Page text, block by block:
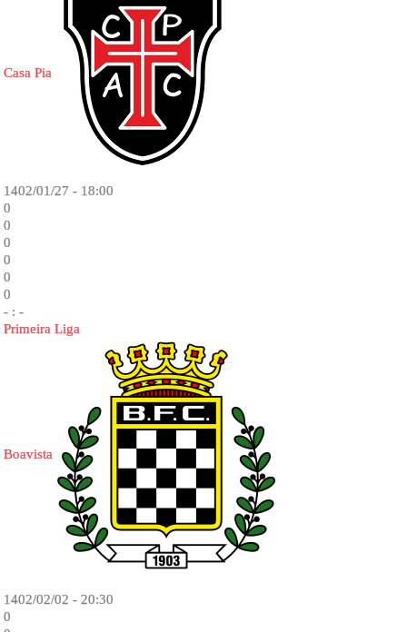
Casa Pia
1402/01/27 - 18:00
0
0
0
0
0
0
- : -
Primeira Liga
Boavista
1402/02/02 - 20:30
0